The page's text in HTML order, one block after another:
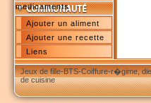
medicaments
Ajouter un aliment
Ajouter une recette
Liens
Jeux de fille-BTS-Coiffure-r�gime,
de cuisine